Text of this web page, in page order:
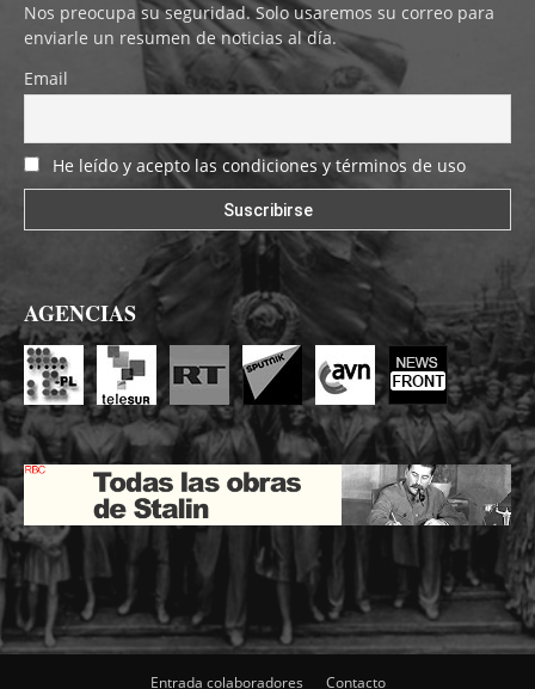
Nos preocupa su seguridad. Solo usaremos su correo para
enviarle un resumen de noticias al día.
Email
He leído y acepto las condiciones y términos de uso
AGENCIAS
Entrada colaboradores Contacto